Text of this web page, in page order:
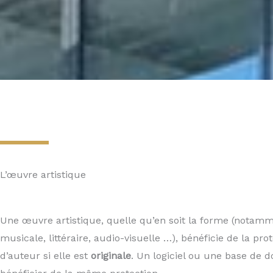
L’œuvre artistique
Une œuvre artistique, quelle qu’en soit la forme
musicale, littéraire, audio-visuelle …), bénéficie de la
d’auteur si elle est originale. Un logiciel ou une base de